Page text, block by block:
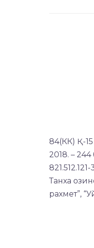
84(КК) Қ-
2018. –
Танха
рахмет”,